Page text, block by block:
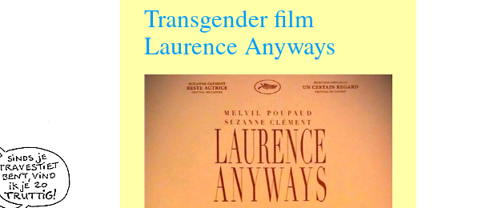
Transgender film
Laurence Anyways